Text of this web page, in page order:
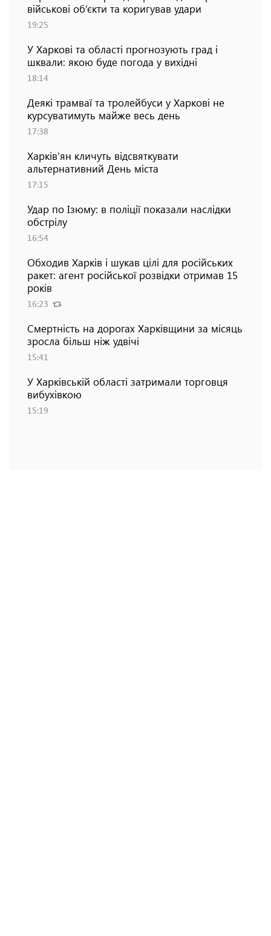
військові об’єкти та коригував удари
19:25
У Харкові та області прогнозують град і
шквали: якою буде погода у вихідні
18:14
Деякі трамваї та тролейбуси у Харкові не
курсуватимуть майже весь день
17:38
Харків'ян кличуть відсвяткувати
альтернативний День міста
17:15
Удар по Ізюму: в поліції показали наслідки
обстрілу
16:54
Обходив Харків і шукав цілі для російських
ракет: агент російської розвідки отримав 15
років
16:23
Смертність на дорогах Харківщини за місяць
зросла більш ніж удвічі
15:41
У Харківській області затримали торговця
вибухівкою
15:19